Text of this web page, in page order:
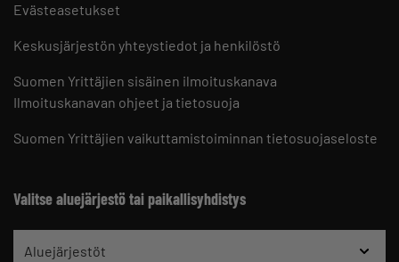
Evästeasetukset
Keskusjärjestön yhteystiedot ja henkilöstö
Suomen Yrittäjien sisäinen ilmoituskanava
Ilmoituskanavan ohjeet ja tietosuoja
Suomen Yrittäjien vaikuttamistoiminnan tietosuojaseloste
Valitse aluejärjestö tai paikallisyhdistys
Aluejärjestöt